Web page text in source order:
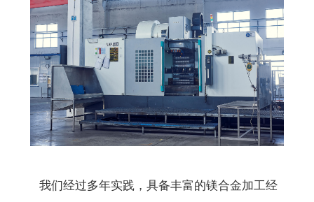
我们经过多年实践，具备丰富的镁合金加工经